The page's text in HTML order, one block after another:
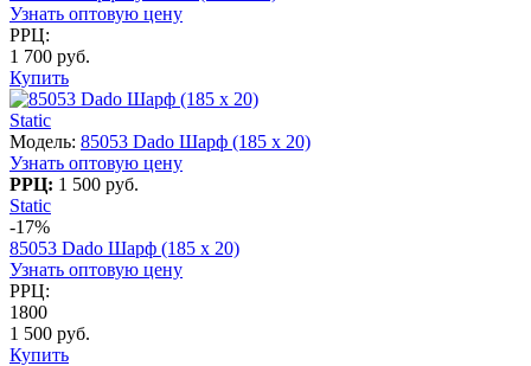
Узнать оптовую цену
РРЦ:
1 700 руб.
Купить
Static
Модель: 85053 Dado Шарф (185 х 20)
Узнать оптовую цену
РРЦ: 1 500 руб.
Static
-17%
85053 Dado Шарф (185 х 20)
Узнать оптовую цену
РРЦ:
1800
1 500 руб.
Купить